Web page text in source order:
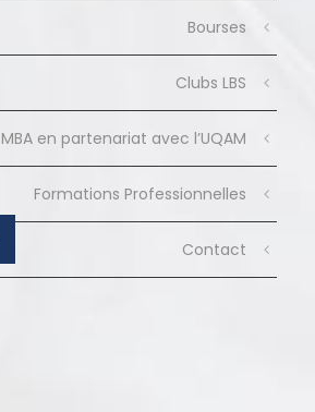
Bourses
Clubs LBS
MBA en partenariat avec l’UQAM
Formations Professionnelles
Contact